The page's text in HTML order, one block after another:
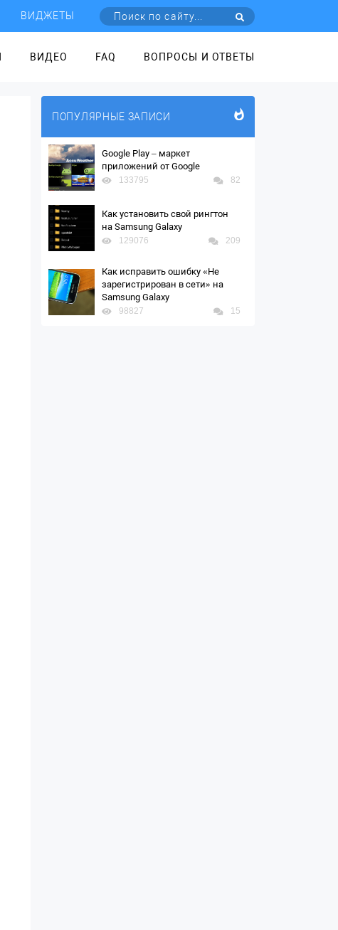
ВИДЖЕТЫ
ВИДЕО FAQ ВОПРОСЫ И ОТВЕТЫ
ПОПУЛЯРНЫЕ ЗАПИСИ
Google Play – маркет
приложений от Google
133795 82
Как установить свой рингтон
на Samsung Galaxy
129076 209
Как исправить ошибку «Не
зарегистрирован в сети» на
Samsung Galaxy
98827 15